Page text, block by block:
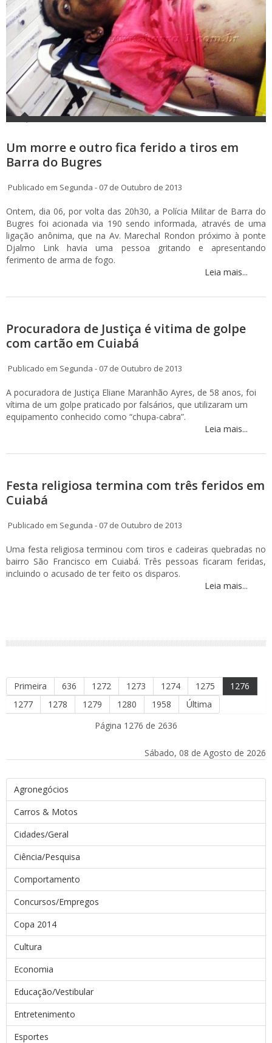
Um morre e outro fica ferido a tiros em
Barra do Bugres
Publicado em Segunda - 07 de Outubro de 2013
Ontem, dia 06, por volta das 20h30, a Polícia Militar de Barra do
Bugres foi acionada via 190 sendo informada, através de uma
ligação anônima, que na Av. Marechal Rondon próximo à ponte
Djalmo Link havia uma pessoa gritando e apresentando
ferimento de arma de fogo.
Leia mais...
Procuradora de Justiça é vitima de golpe
com cartão em Cuiabá
Publicado em Segunda - 07 de Outubro de 2013
A pocuradora de Justiça Eliane Maranhão Ayres, de 58 anos, foi
vítima de um golpe praticado por falsários, que utilizaram um
equipamento conhecido como “chupa-cabra”.
Leia mais...
Festa religiosa termina com três feridos em
Cuiabá
Publicado em Segunda - 07 de Outubro de 2013
Uma festa religiosa terminou com tiros e cadeiras quebradas no
bairro São Francisco em Cuiabá. Três pessoas ficaram feridas,
incluindo o acusado de ter feito os disparos.
Leia mais...
Primeira 636 1272 1273 1274 1275
1276
1277
1278 1279 1280 1958
Última
Página 1276 de 2636
Sábado, 08 de Agosto de 2026
Agronegócios
Carros & Motos
Cidades/Geral
Ciência/Pesquisa
Comportamento
Concursos/Empregos
Copa 2014
Cultura
Economia
Educação/Vestibular
Entretenimento
Esportes